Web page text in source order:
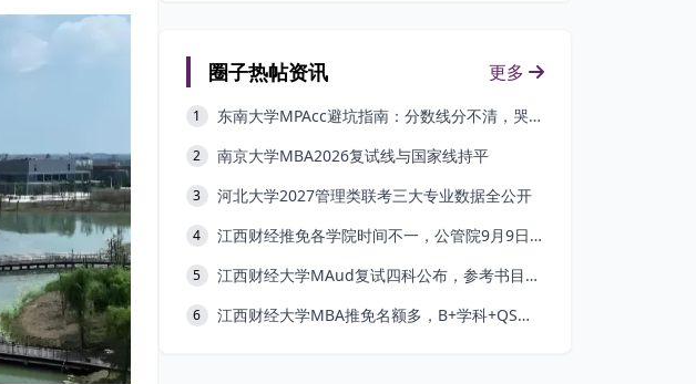
圈子热帖资讯 更多
1 东南大学MPAcc避坑指南：分数线分不清，哭都来不及
2 南京大学MBA2026复试线与国家线持平
3 河北大学2027管理类联考三大专业数据全公开
4 江西财经推免各学院时间不一，公管院9月9日截止
5 江西财经大学MAud复试四科公布，参考书目已出
6 江西财经大学MBA推免名额多，B+学科+QS五星